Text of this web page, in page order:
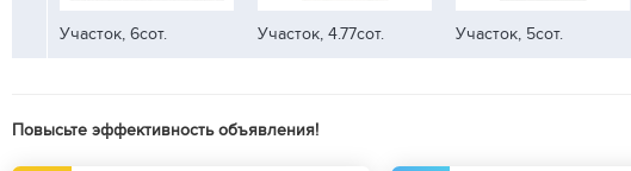
Участок, 6сот. Участок, 4.77сот. Участок, 5сот.
Повысьте эффективность объявления!